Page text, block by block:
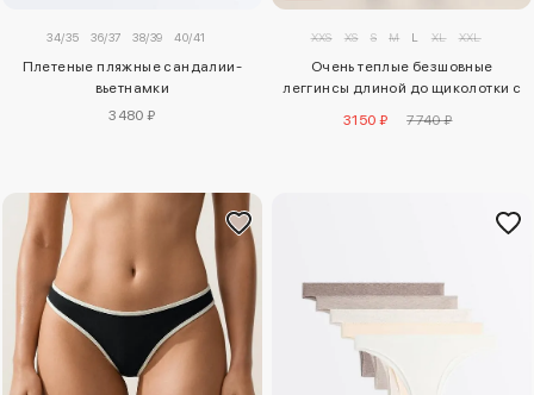
34/35 36/37 38/39 40/41
Плетеные пляжные сандалии-
вьетнамки
3480 ₽
XXS XS S M L XL XXL
Очень теплые безшовные
леггинсы длиной до щиколотки с
3150 ₽ 7740 ₽